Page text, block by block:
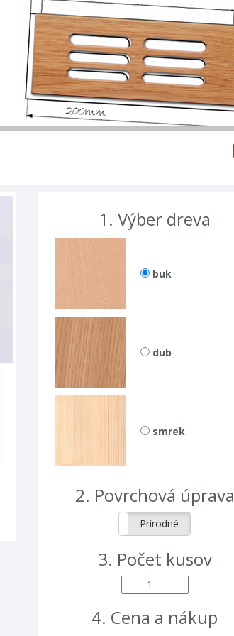
1. výber dreva
buk
dub
smrek
2. povrchová úprava
Prírodné
3. počet kusov
4. cena a nákup